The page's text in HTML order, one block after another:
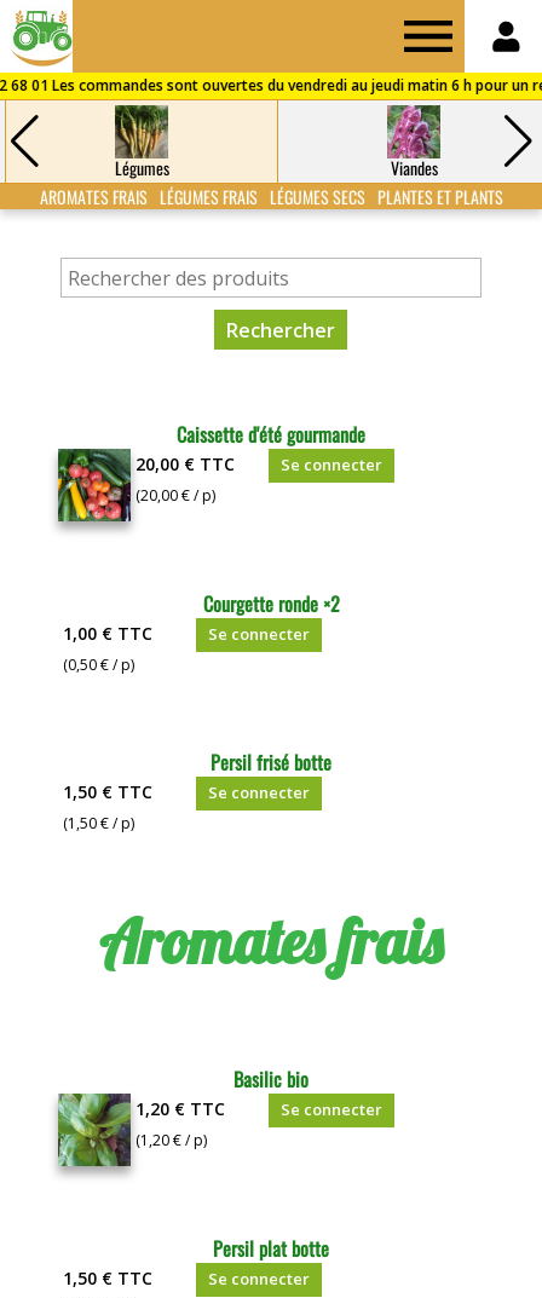
des
Fermes
de
Légumes
Viandes
AROMATES FRAIS LÉGUMES FRAIS LÉGUMES SECS PLANTES ET PLANTS
Caissette d'été gourmande
20,00 € TTC
(20,00 € / p)
Se connecter
Courgette ronde ×2
1,00 € TTC
(0,50 € / p)
Se connecter
Persil frisé botte
1,50 € TTC
(1,50 € / p)
Se connecter
Aromates frais
Basilic bio
1,20 € TTC
(1,20 € / p)
Se connecter
Persil plat botte
1,50 € TTC Se connecter